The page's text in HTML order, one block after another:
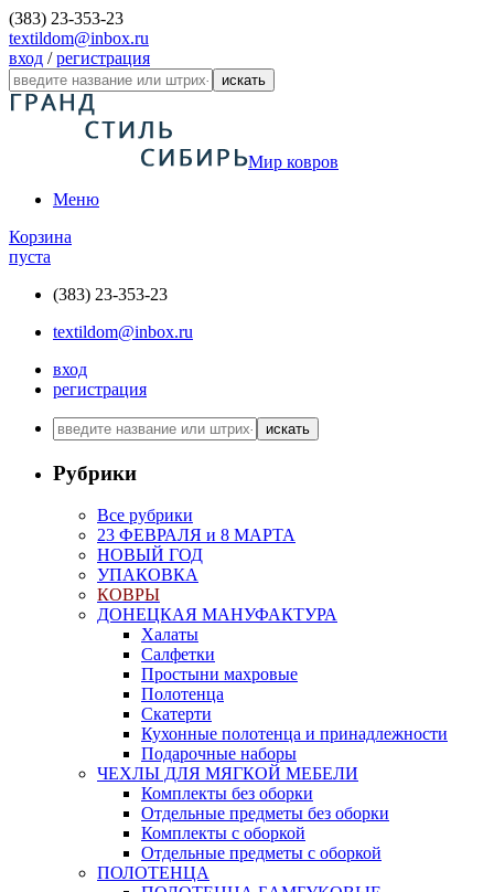
(383) 23-353-23
textildom@inbox.ru
вход /регистрация
искать
Мир ковров
Меню
Корзина
пуста
(383) 23-353-23
textildom@inbox.ru
вход
регистрация
искать
Рубрики
Все рубрики
23 ФЕВРАЛЯ и 8 МАРТА
НОВЫЙ ГОД
УПАКОВКА
КОВРЫ
ДОНЕЦКАЯ МАНУФАКТУРА
Халаты
Салфетки
Простыни махровые
Полотенца
Скатерти
Кухонные полотенца и принадлежности
Подарочные наборы
ЧЕХЛЫ ДЛЯ МЯГКОЙ МЕБЕЛИ
Комплекты без оборки
Отдельные предметы без оборки
Комплекты с оборкой
Отдельные предметы с оборкой
ПОЛОТЕНЦА